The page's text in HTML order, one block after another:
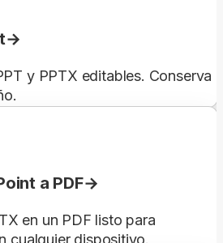
y PPTX editables. Conserva
a PDF
en un PDF listo para
cualquier dispositivo.